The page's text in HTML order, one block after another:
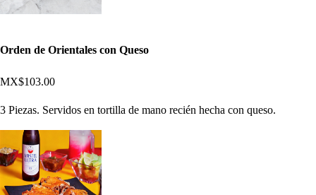
Orden de Orientales con Queso
MX$103.00
3 Piezas. Servidos en tortilla de mano recién hecha con queso.